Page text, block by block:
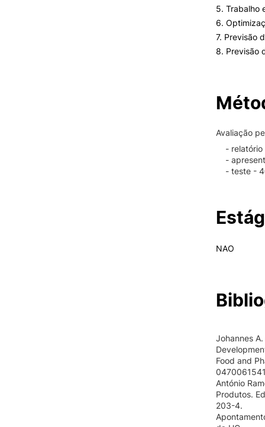
5. Trabalho
6.
7. Previsão
8. Previsão
Avaliação
- relatório
-
- teste -
NAO
Johannes
Food and
António
Produtos.
203-4.